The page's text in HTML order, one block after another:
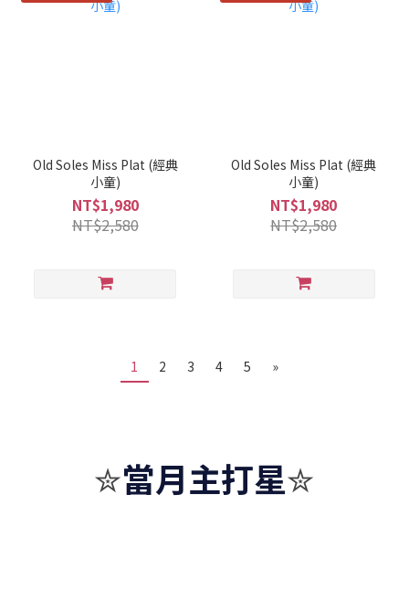
Old Soles Miss Plat (經典
小童)
NT$1,980
NT$2,580
Old Soles Miss Plat (經典
小童)
NT$1,980
NT$2,580
1 2 3 4 5 »
✮當月主打星✮